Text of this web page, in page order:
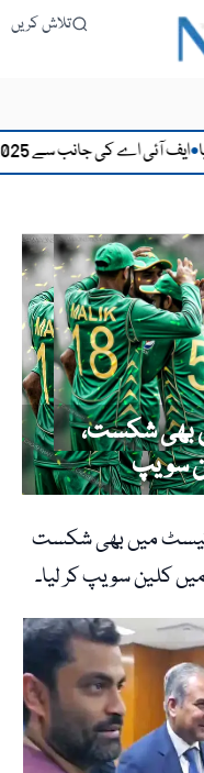
تلاش کریں
سے 2025 میں 39 ہزار سے زائد مسافروں کو بیرون ملک سفر سے روکنے کا انکشاف
بھی شکست،
سویپ
ٹیسٹ میں بھی شکست
کلین سویپ کر لیا۔